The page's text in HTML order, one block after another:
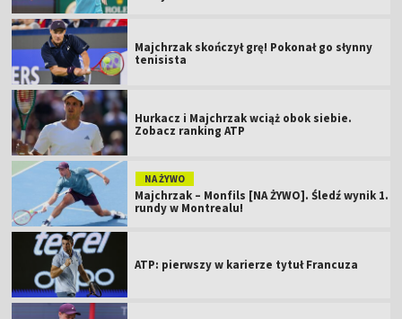
Majchrzak skończył grę! Pokonał go słynny
tenisista
Hurkacz i Majchrzak wciąż obok siebie.
Zobacz ranking ATP
NA ŻYWO
Majchrzak – Monfils [NA ŻYWO]. Śledź wynik 1.
rundy w Montrealu!
ATP: pierwszy w karierze tytuł Francuza